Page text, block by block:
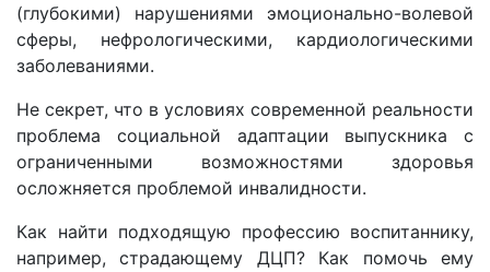
(глубокими) нарушениями эмоционально-волевой
сферы, нефрологическими, кардиологическими
заболеваниями.
Не секрет, что в условиях современной реальности
проблема социальной адаптации выпускника с
ограниченными возможностями здоровья
осложняется проблемой инвалидности.
Как найти подходящую профессию воспитаннику,
например, страдающему ДЦП? Как помочь ему